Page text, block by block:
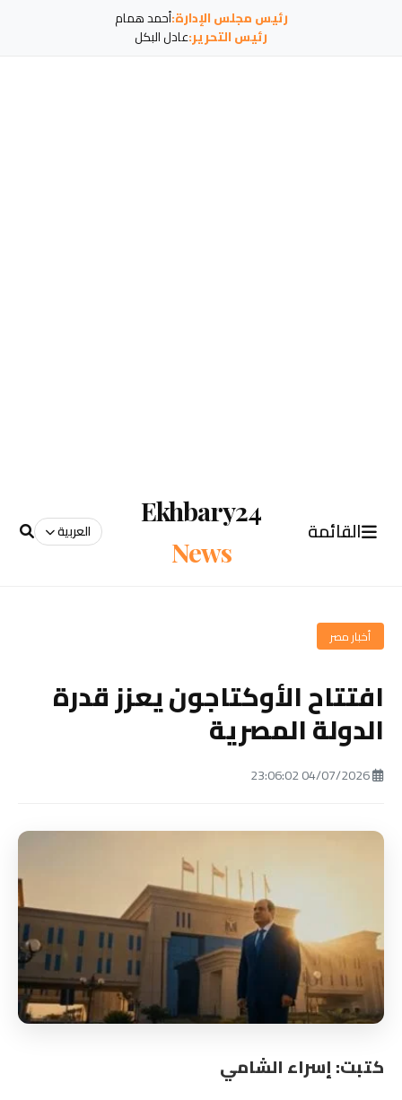
رئيس مجلس الإدارة:أحمد همام
رئيس التحرير:عادل البكل
القائمة
Ekhbary24
News
العربية
أخبار مصر
افتتاح الأوكتاجون يعزز قدرة
الدولة المصرية
كتبت: إسراء الشامي